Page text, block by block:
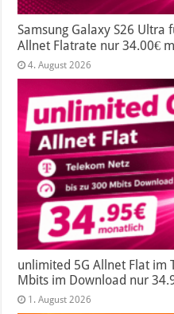
Samsung Galaxy S26 Ultra
Allnet Flatrate nur 34.00€
4. August 2026
unlimited 5G Allnet Flat im
Mbits im Download nur
1. August 2026